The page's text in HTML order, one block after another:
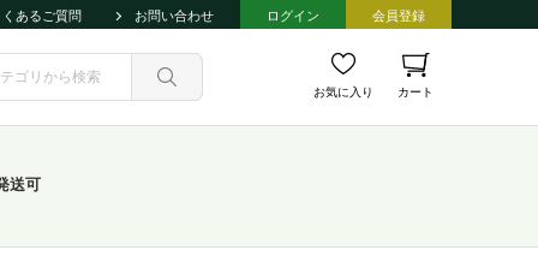
くあるご質問 お問い合わせ ログイン 会員登録
お気に入り カート
送可